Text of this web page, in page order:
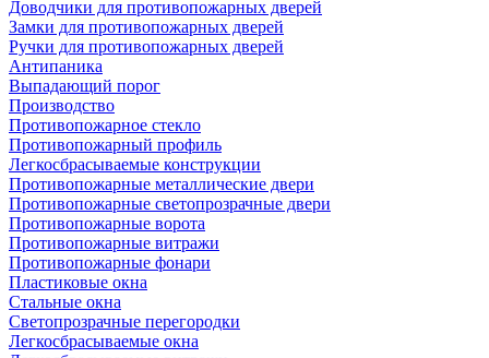
Доводчики для противопожарных дверей
Замки для противопожарных дверей
Ручки для противопожарных дверей
Антипаника
Выпадающий порог
Производство
Противопожарное стекло
Противопожарный профиль
Легкосбрасываемые конструкции
Противопожарные металлические двери
Противопожарные светопрозрачные двери
Противопожарные ворота
Противопожарные витражи
Противопожарные фонари
Пластиковые окна
Стальные окна
Светопрозрачные перегородки
Легкосбрасываемые окна